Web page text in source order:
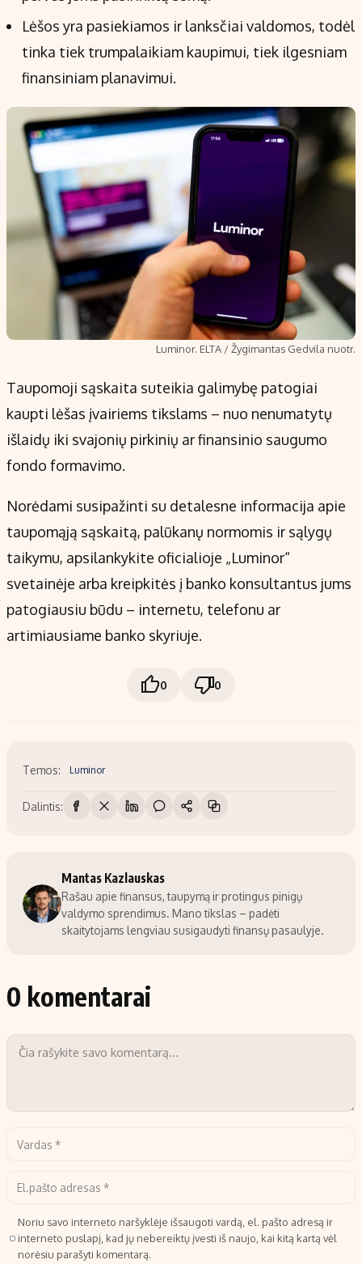
Lėšos yra pasiekiamos ir lanksčiai valdomos, todėl
tinka tiek trumpalaikiam kaupimui, tiek ilgesniam
finansiniam planavimui.
Luminor. ELTA / Žygimantas Gedvila nuotr.
Taupomoji sąskaita suteikia galimybę patogiai
kaupti lėšas įvairiems tikslams – nuo nenumatytų
išlaidų iki svajonių pirkinių ar finansinio saugumo
fondo formavimo.
Norėdami susipažinti su detalesne informacija apie
taupomąją sąskaitą, palūkanų normomis ir sąlygų
taikymu, apsilankykite oficialioje „Luminor“
svetainėje arba kreipkitės į banko konsultantus jums
patogiausiu būdu – internetu, telefonu ar
artimiausiame banko skyriuje.
0 0
Temos: Luminor
Dalintis:
Mantas Kazlauskas
Rašau apie finansus, taupymą ir protingus pinigų
valdymo sprendimus. Mano tikslas – padėti
skaitytojams lengviau susigaudyti finansų pasaulyje.
0 komentarai
Noriu savo interneto naršyklėje išsaugoti vardą, el. pašto adresą ir
interneto puslapį, kad jų nebereiktų įvesti iš naujo, kai kitą kartą vėl
norėsiu parašyti komentarą.